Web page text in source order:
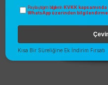
Paylaştığım bilgilerin KVKK
WhatsApp üzerinden
Kısa Bir Süreliğine Ek İndirim Fırsatı